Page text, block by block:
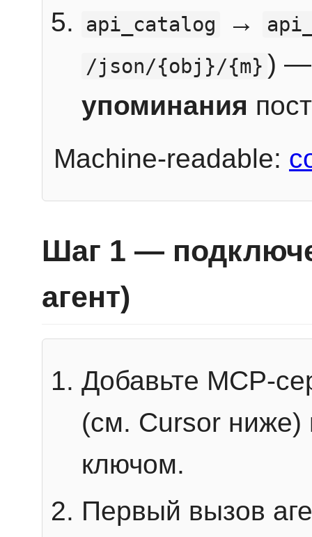
api_catalog
→
/json/{obj}/{m} ) —
упоминания
Machine-readable:
Шаг 1 —
агент)
Добавьте MCP-
(см. Cursor ниже)
ключом.
Первый вызов